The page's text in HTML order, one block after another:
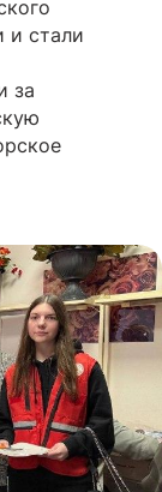
и стали
за